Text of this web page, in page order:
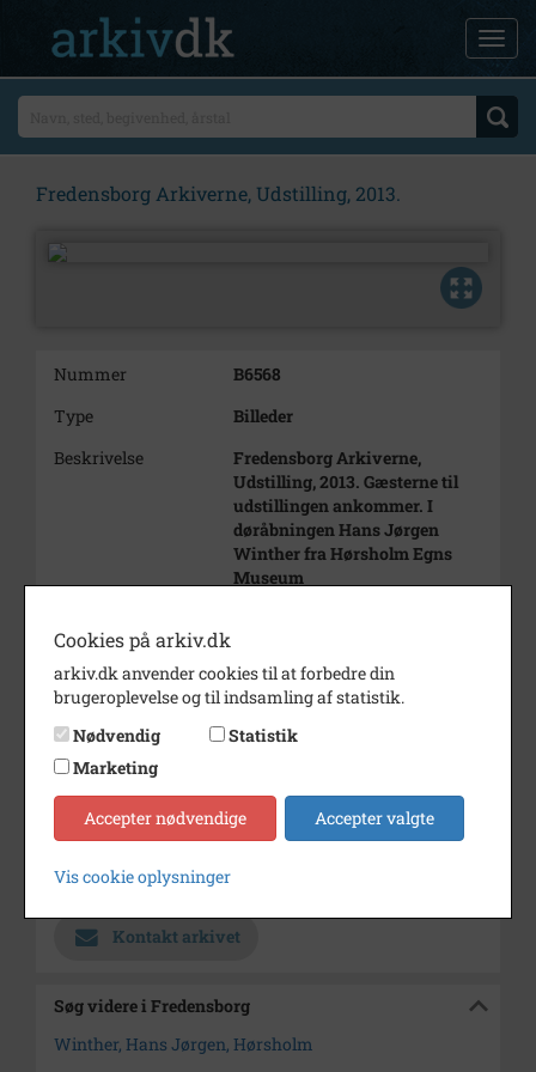
Fredensborg Arkiverne, Udstilling, 2013.
Nummer
B6568
Type
Billeder
Beskrivelse
Fredensborg Arkiverne,
Udstilling, 2013. Gæsterne til
udstillingen ankommer. I
døråbningen Hans Jørgen
Winther fra Hørsholm Egns
Museum
kom til kommunen". En
vandreudstilling med start i
Byrådssalen.
Årstal
Dateringsnote
21-08-2013
Fotograf
Lise Friis
Arkiv
Kontakt arkivet
Søg videre i Fredensborg
Winther, Hans Jørgen, Hørsholm
Cookies på arkiv.dk
arkiv.dk anvender cookies til at forbedre din
brugeroplevelse og til indsamling af statistik.
Nødvendig
Statistik
Marketing
Accepter nødvendige Accepter valgte
Vis cookie oplysninger